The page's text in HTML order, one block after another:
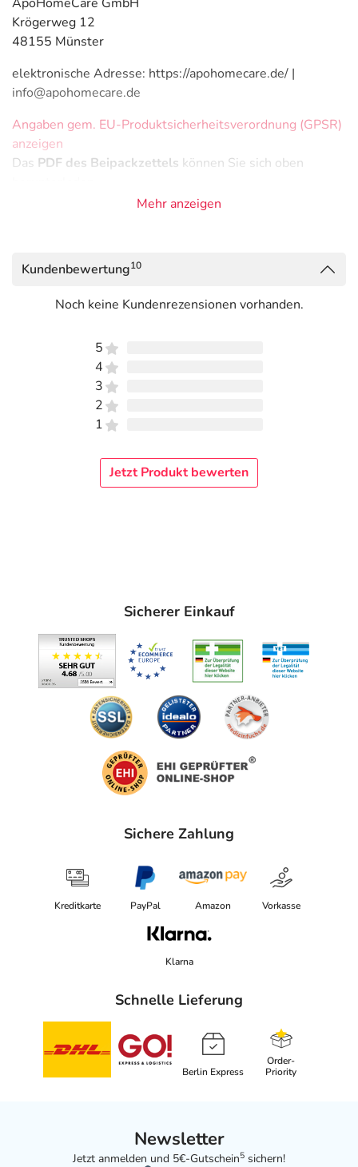
Krögerweg 12
48155 Münster
elektronische Adresse: https://apohomecare.de/ |
info@apohomecare.de
Angaben gem. EU-Produktsicherheitsverordnung (GPSR)
anzeigen
Das PDF des Beipackzettels können Sie sich oben
Mehr anzeigen
Kundenbewertung10
Noch keine Kundenrezensionen vorhanden.
5
4
3
2
1
Jetzt Produkt bewerten
Sicherer Einkauf
Sichere Zahlung
Kreditkarte PayPal Amazon Vorkasse
Klarna
Schnelle Lieferung
Berlin Express
Order-
Priority
Newsletter
Jetzt anmelden und 5€-Gutschein5 sichern!